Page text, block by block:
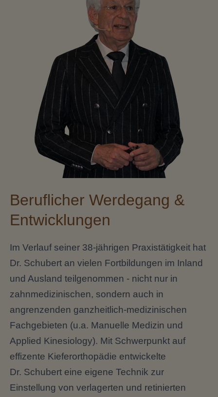
Beruflicher Werdegang &
Entwicklungen
Im Verlauf seiner 38-jährigen Praxistätigkeit hat
Dr. Schubert an vielen Fortbildungen im Inland
und Ausland teilgenommen - nicht nur in
zahnmedizinischen, sondern auch in
angrenzenden ganzheitlich-medizinischen
Fachgebieten (u.a. Manuelle Medizin und
Applied Kinesiology). Mit Schwerpunkt auf
effizente Kieferorthopädie entwickelte
Dr. Schubert eine eigene Technik zur
Einstellung von verlagerten und retinierten